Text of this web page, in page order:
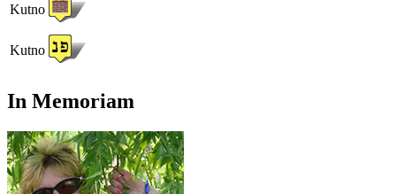
Kutno
Kutno
In Memoriam